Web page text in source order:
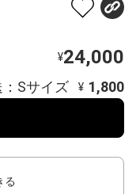
¥24,000
Sサイズ ¥ 1,800
る